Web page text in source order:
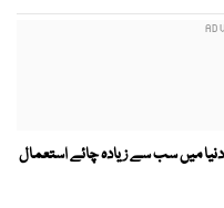
میں سب سے زیادہ چائے استعمال